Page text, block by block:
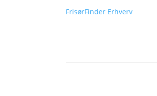
FrisørFinder Erhverv